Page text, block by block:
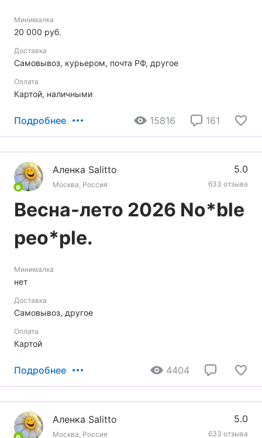
Минималка
20 000 руб.
Доставка
Самовывоз, курьером, почта РФ, другое
Оплата
Картой, наличными
Подробнее 15816 161
Аленка Sаlittо
Москва, Россия
5.0
633 отзыва
Весна-лето 2026 No*blе
peo*ple.
Минималка
нет
Доставка
Самовывоз, другое
Оплата
Картой
Подробнее 4404
Аленка Sаlittо
Москва, Россия
5.0
633 отзыва